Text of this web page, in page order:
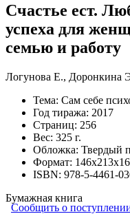
Счастье ест.
успеха для
семью и работу
Логунова Е., Доронкина
Тема: Сам себе
Год тиража: 2017
Страниц: 256
Вес: 325 г.
Обложка: Твердый
Формат:
ISBN: 978-5-4461-
Бумажная книга
Сообщить о